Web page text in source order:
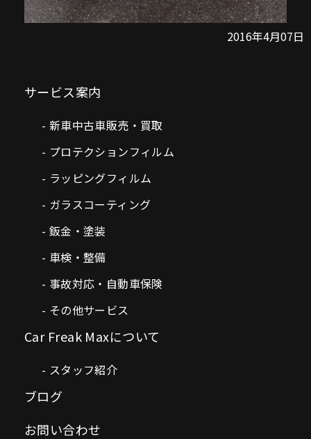
2016年4月07日
サービス案内
新車中古車販売・買取
プロテクションフィルム
ラッピングフィルム
ガラスコーティング
鈑金・塗装
車検・整備
事故対応・自動車保険
その他サービス
Car Freak Maxについて
スタッフ紹介
ブログ
お問い合わせ